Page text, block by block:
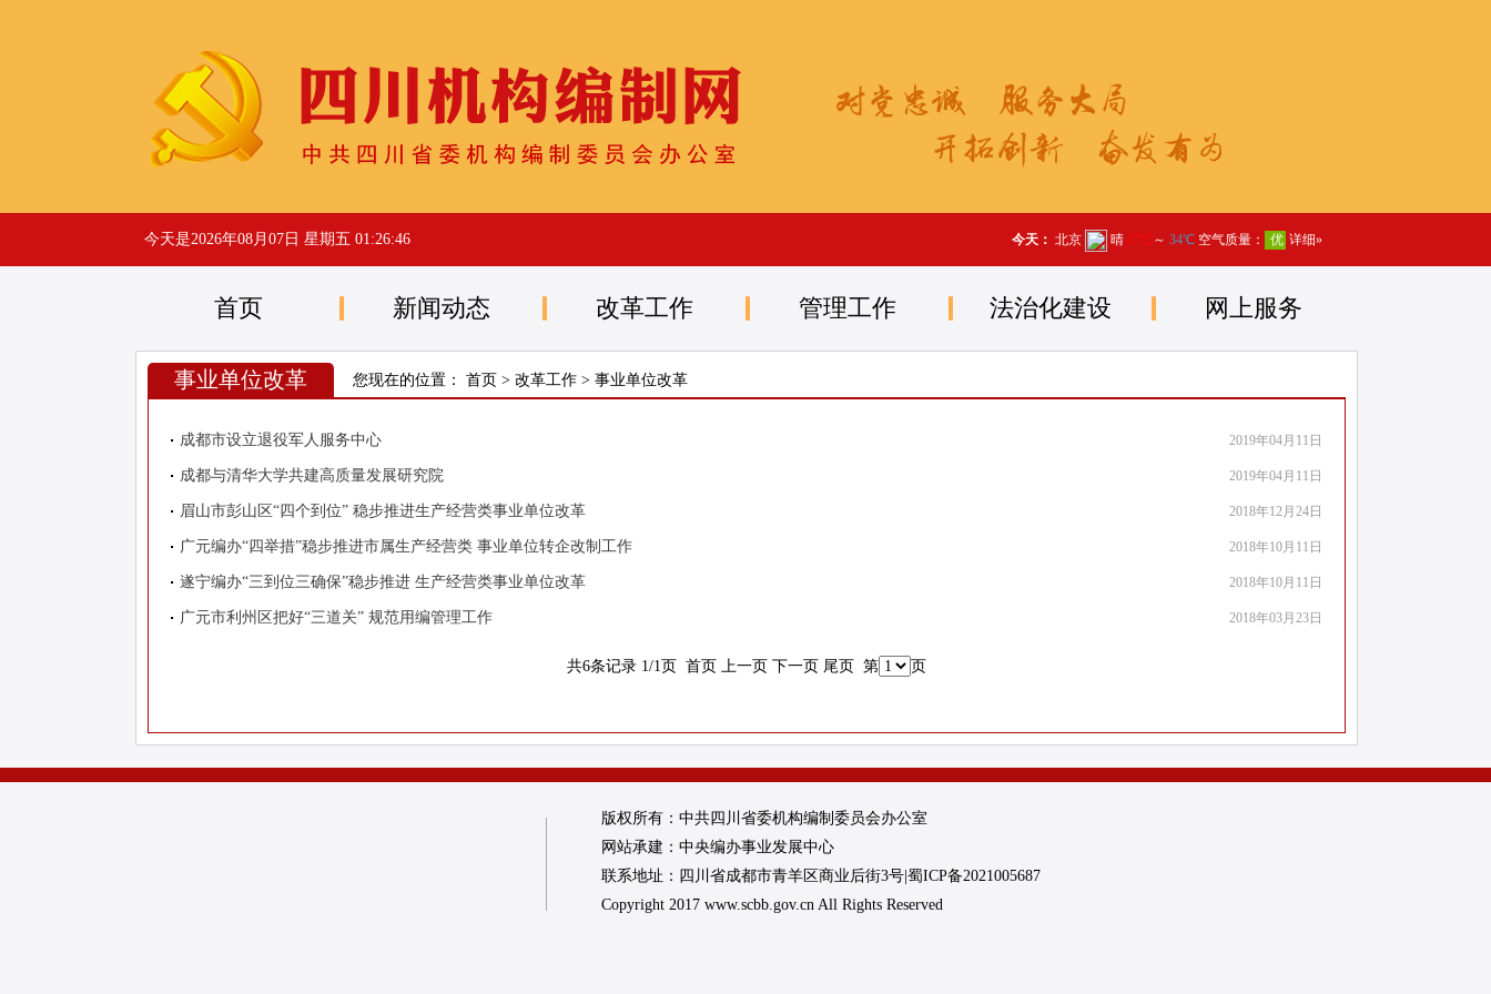
今天是2026年08月07日 星期五 01:26:46
首页 新闻动态 改革工作 管理工作 法治化建设 网上服务
事业单位改革 您现在的位置： 首页 > 改革工作 > 事业单位改革
成都市设立退役军人服务中心 2019年04月11日
成都与清华大学共建高质量发展研究院 2019年04月11日
眉山市彭山区“四个到位” 稳步推进生产经营类事业单位改革 2018年12月24日
广元编办“四举措”稳步推进市属生产经营类 事业单位转企改制工作 2018年10月11日
遂宁编办“三到位三确保”稳步推进 生产经营类事业单位改革 2018年10月11日
广元市利州区把好“三道关” 规范用编管理工作 2018年03月23日
共6条记录 1/1页 首页 上一页 下一页 尾页 第 页
版权所有：中共四川省委机构编制委员会办公室
网站承建：中央编办事业发展中心
联系地址：四川省成都市青羊区商业后街3号|蜀ICP备2021005687
Copyright 2017 www.scbb.gov.cn All Rights Reserved